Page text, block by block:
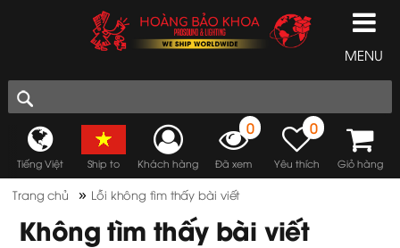
MENU
Tiếng Việt Ship to Khách hàng
0
Đã xem
0
Yêu thích Giỏ hàng
Trang chủ » Lỗi không tìm thấy bài viết
Không tìm thấy bài viết